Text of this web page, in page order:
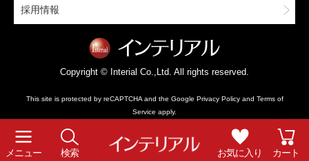
メニュー 検索 お気に入り カート
採用情報
Copyright © Interial Co.,Ltd. All rights reserved.
This site is protected by reCAPTCHA and the Google Privacy Policyand Terms of
Service apply.